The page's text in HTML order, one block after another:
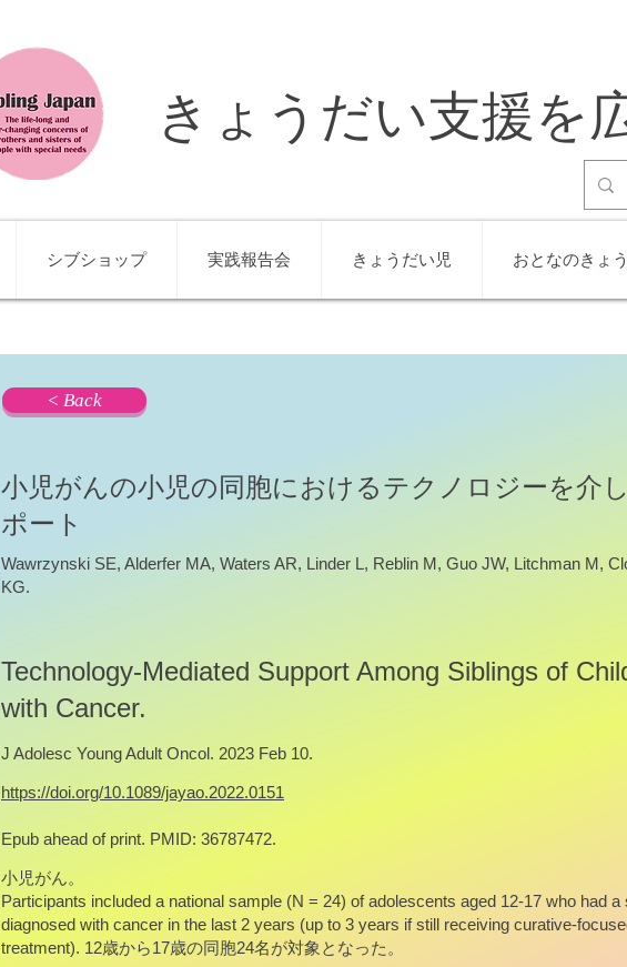
きょうだい支援を
シブショップ 実践報告会 きょうだい児 おとなのきょ
< Back
小児がんの小児の同胞におけるテクノロジーを介
ポート
Wawrzynski SE, Alderfer MA, Waters AR, Linder L, Reblin M, Guo JW, Litchman M,
KG.
Technology-Mediated Support Among Siblings of
with Cancer.
J Adolesc Young Adult Oncol. 2023 Feb 10.
https://doi.org/10.1089/jayao.2022.0151
Epub ahead of print. PMID: 36787472.
小児がん。
Participants included a national sample (N = 24) of adolescents aged 12-17 who had a
diagnosed with cancer in the last 2 years (up to 3 years if still receiving curative-
treatment). 12歳から17歳の同胞24名が対象となった。